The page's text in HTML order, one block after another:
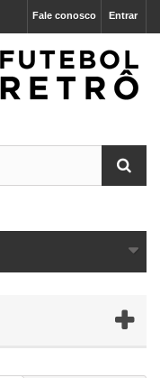
Entrar
Fale conosco